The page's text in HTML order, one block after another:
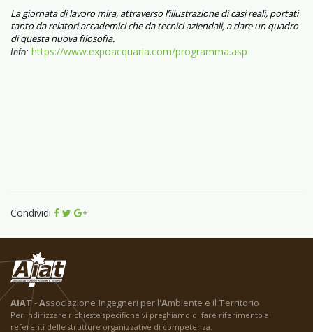
La giornata di lavoro mira, attraverso l’illustrazione di casi reali, portati
tanto da relatori accademici che da tecnici aziendali, a dare un quadro
di questa nuova filosofia.
Info: https://www.expoacquaria.com/programma.asp
Condividi
AIAT-Associazione Ingegneri per l'Ambiente e il Territorio
Per indirizzare richieste specifiche vi preghiamo di fare riferimento ai
referenti delle strutture organizzative di competenza.